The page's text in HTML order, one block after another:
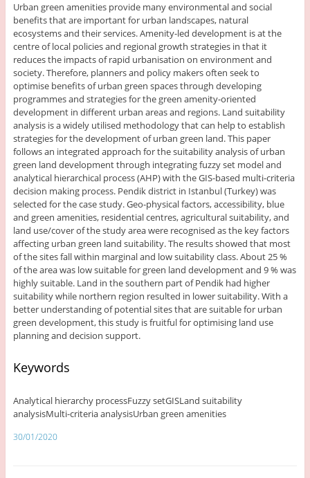
Urban green amenities provide many environmental and social
benefits that are important for urban landscapes, natural
ecosystems and their services. Amenity-led development is at the
centre of local policies and regional growth strategies in that it
reduces the impacts of rapid urbanisation on environment and
society. Therefore, planners and policy makers often seek to
optimise benefits of urban green spaces through developing
programmes and strategies for the green amenity-oriented
development in different urban areas and regions. Land suitability
analysis is a widely utilised methodology that can help to establish
strategies for the development of urban green land. This paper
follows an integrated approach for the suitability analysis of urban
green land development through integrating fuzzy set model and
analytical hierarchical process (AHP) with the GIS-based multi-criteria
decision making process. Pendik district in Istanbul (Turkey) was
selected for the case study. Geo-physical factors, accessibility, blue
and green amenities, residential centres, agricultural suitability, and
land use/cover of the study area were recognised as the key factors
affecting urban green land suitability. The results showed that most
of the sites fall within marginal and low suitability class. About 25 %
of the area was low suitable for green land development and 9 % was
highly suitable. Land in the southern part of Pendik had higher
suitability while northern region resulted in lower suitability. With a
better understanding of potential sites that are suitable for urban
green development, this study is fruitful for optimising land use
planning and decision support.
Keywords
Analytical hierarchy processFuzzy setGISLand suitability
analysisMulti-criteria analysisUrban green amenities
30/01/2020